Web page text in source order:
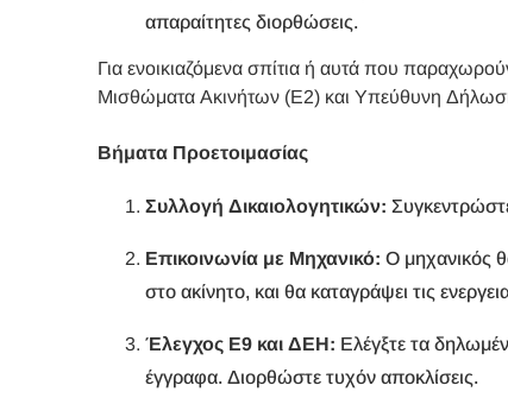
απαραίτητες διορθώσεις.
Για ενοικιαζόμενα σπίτια ή αυτά που
Μισθώματα Ακινήτων (Ε2) και Υπεύθυνη
Βήματα Προετοιμασίας
Συλλογή Δικαιολογητικών:
Επικοινωνία με Μηχανικό: Ο μηχανικός
στο ακίνητο, και θα καταγράψει τις
Έλεγχος Ε9 και ΔΕΗ: Ελέγξτε τα
έγγραφα. Διορθώστε τυχόν αποκλίσεις.